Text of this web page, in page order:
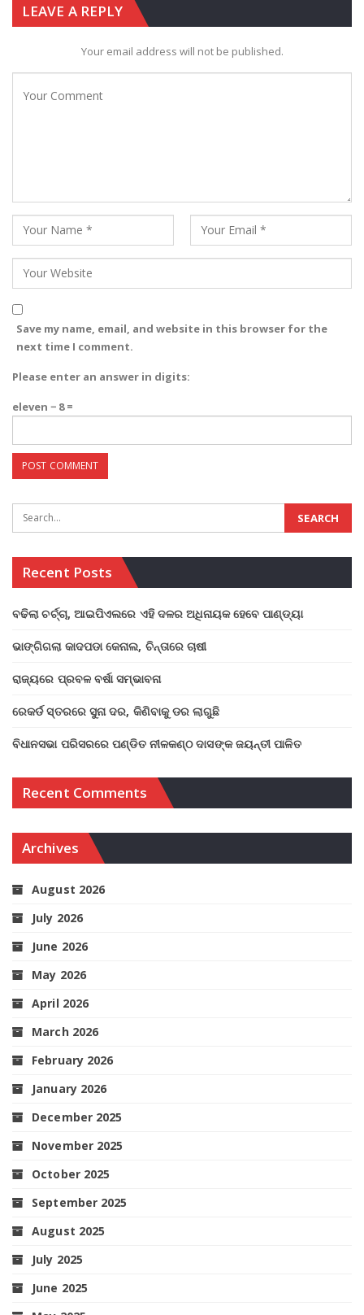
LEAVE A REPLY
Your email address will not be published.
Save my name, email, and website in this browser for the
next time I comment.
Please enter an answer in digits:
eleven − 8 =
Recent Posts
ବଢିଲା ଚର୍ଚ୍ଚା, ଆଇପିଏଲରେ ଏହି ଦଳର ଅଧିନାୟକ ହେବେ ପାଣ୍ଡ୍ୟା
ଭାଙ୍ଗିଗଲା କାଦପଡା କେନାଲ, ଚିନ୍ତାରେ ଚାଷୀ
ରାଜ୍ୟରେ ପ୍ରବଳ ବର୍ଷା ସମ୍ଭାବନା
ରେକର୍ଡ ସ୍ତରରେ ସୁନା ଦର, କିଣିବାକୁ ଡର ଲାଗୁଛି
ବିଧାନସଭା ପରିସରରେ ପଣ୍ଡିତ ନୀଳକଣ୍ଠ ଦାସଙ୍କ ଜୟନ୍ତୀ ପାଳିତ
Recent Comments
Archives
August 2026
July 2026
June 2026
May 2026
April 2026
March 2026
February 2026
January 2026
December 2025
November 2025
October 2025
September 2025
August 2025
July 2025
June 2025